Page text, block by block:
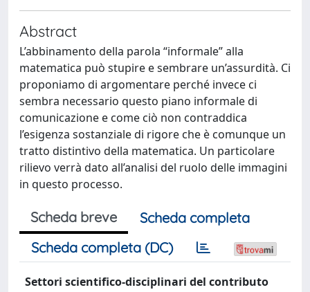
Abstract
L’abbinamento della parola “informale” alla
matematica può stupire e sembrare un’assurdità. Ci
proponiamo di argomentare perché invece ci
sembra necessario questo piano informale di
comunicazione e come ciò non contraddica
l’esigenza sostanziale di rigore che è comunque un
tratto distintivo della matematica. Un particolare
rilievo verrà dato all’analisi del ruolo delle immagini
in questo processo.
Scheda breve
Scheda completa
Scheda completa (DC)
Settori scientifico-disciplinari del contributo